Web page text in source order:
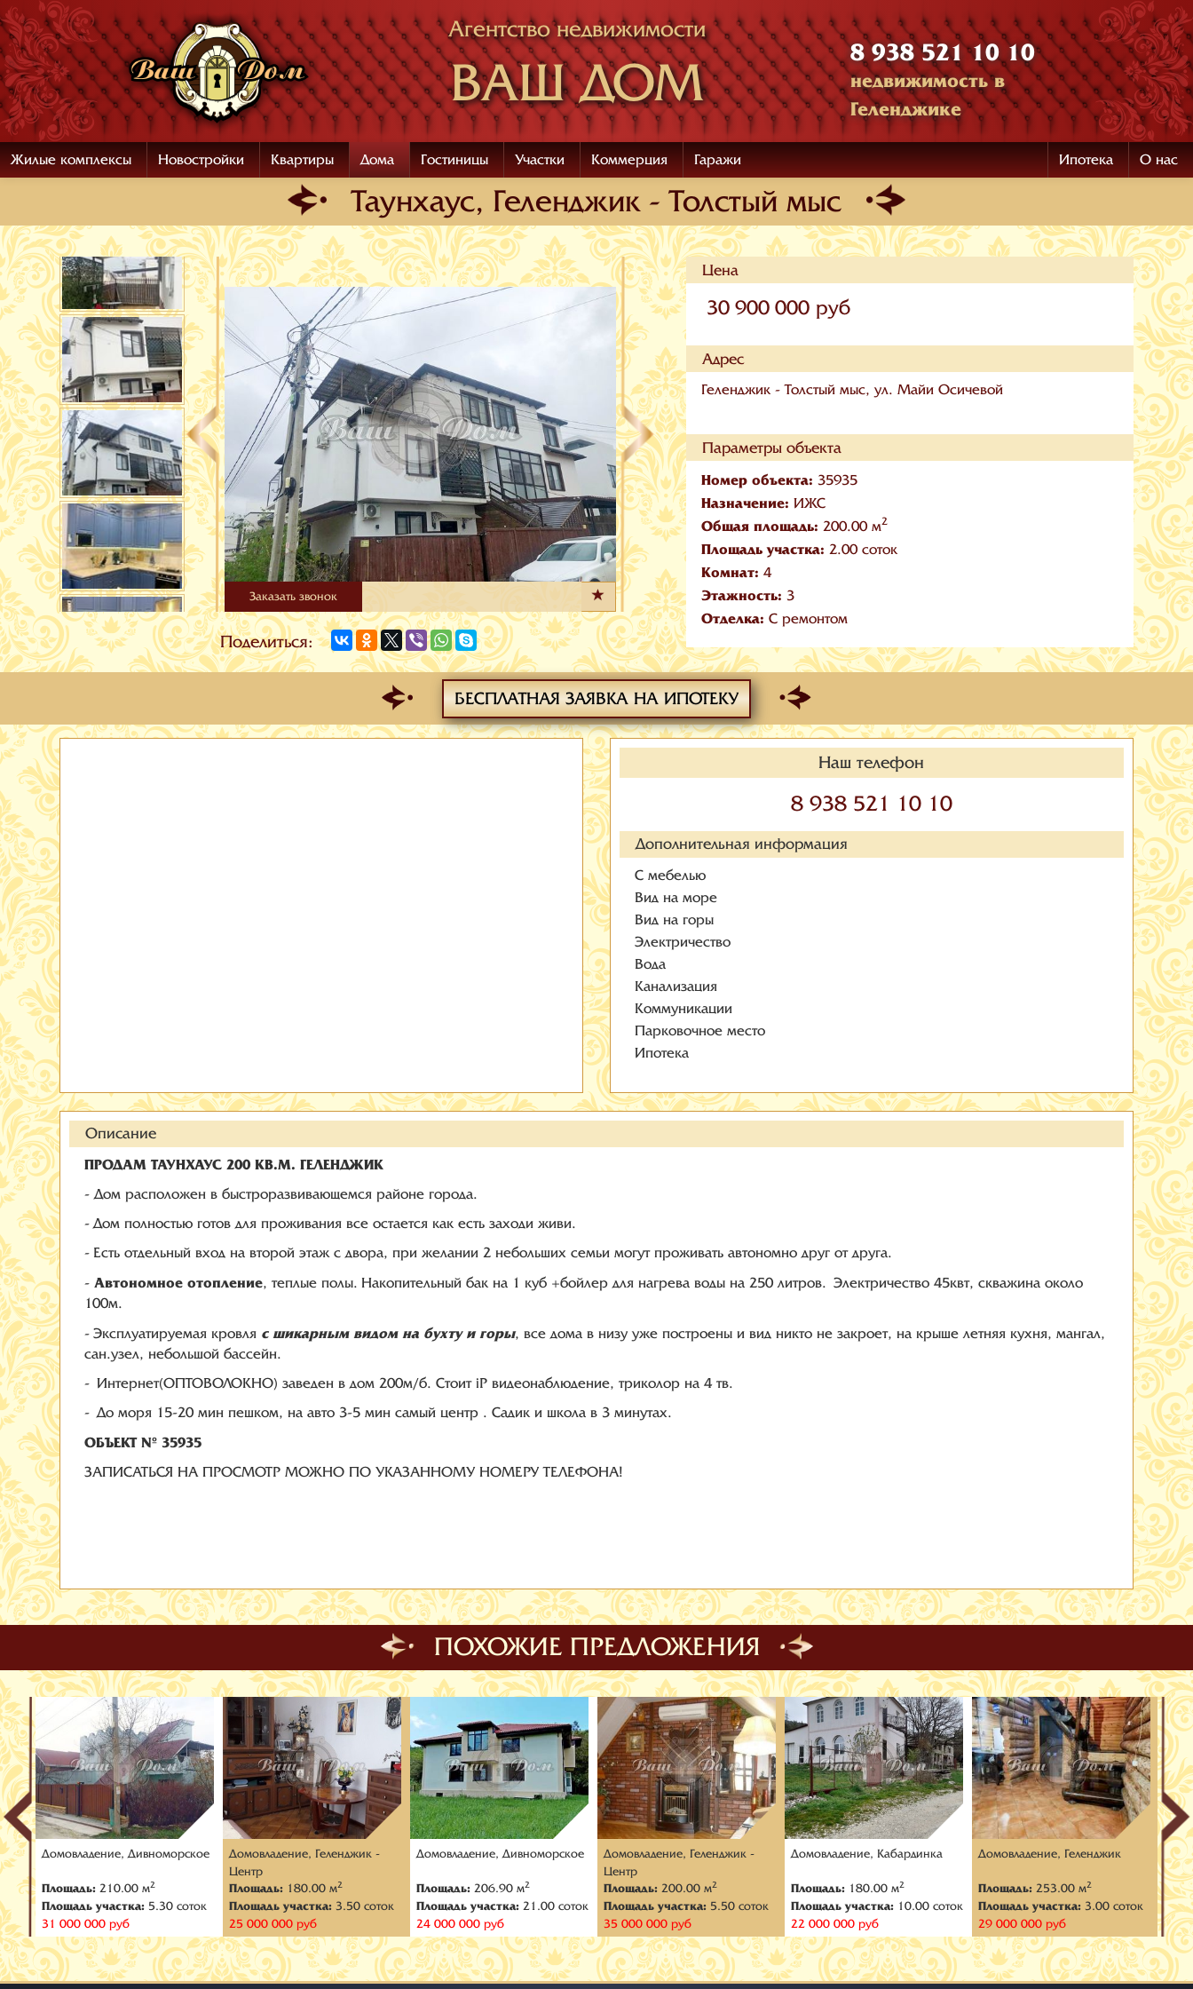
Агентство недвижимости
ВАШ ДОМ
8 938 521 10 10
недвижимость в
Геленджике
Жилые комплексы Новостройки Квартиры Дома Гостиницы Участки Коммерция Гаражи О нас
Ипотека
Таунхаус, Геленджик - Толстый мыс
Заказать звонок
Поделиться:
Цена
30 900 000 руб
Адрес
Геленджик - Толстый мыс, ул. Майи Осичевой
Параметры объекта
Номер объекта: 35935
Назначение: ИЖС
Общая площадь: 200.00 м2
Площадь участка: 2.00 соток
Комнат: 4
Этажность: 3
Отделка: С ремонтом
БЕСПЛАТНАЯ ЗАЯВКА НА ИПОТЕКУ
Наш телефон
8 938 521 10 10
Дополнительная информация
С мебелью
Вид на море
Вид на горы
Электричество
Вода
Канализация
Коммуникации
Парковочное место
Ипотека
Описание
ПРОДАМ ТАУНХАУС 200 КВ.М. ГЕЛЕНДЖИК
- Дом расположен в быстроразвивающемся районе города.
- Дом полностью готов для проживания все остается как есть заходи живи.
- Есть отдельный вход на второй этаж с двора, при желании 2 небольших семьи могут проживать автономно друг от друга.
- Автономное отопление, теплые полы. Накопительный бак на 1 куб +бойлер для нагрева воды на 250 литров. Электричество 45квт, скважина около
100м.
- Эксплуатируемая кровля с шикарным видом на бухту и горы, все дома в низу уже построены и вид никто не закроет, на крыше летняя кухня, мангал,
сан.узел, небольшой бассейн.
- Интернет(ОПТОВОЛОКНО) заведен в дом 200м/б. Стоит iР видеонаблюдение, триколор на 4 тв.
- До моря 15-20 мин пешком, на авто 3-5 мин самый центр . Садик и школа в 3 минутах.
ОБЪЕКТ № 35935
ЗАПИСАТЬСЯ НА ПРОСМОТР МОЖНО ПО УКАЗАННОМУ НОМЕРУ ТЕЛЕФОНА!
ПОХОЖИЕ ПРЕДЛОЖЕНИЯ
Домовладение, Дивноморское
Площадь: 210.00 м2
Площадь участка: 5.30 соток
31 000 000 руб
Домовладение, Геленджик -
Центр
Площадь: 180.00 м2
Площадь участка:3.50 соток
25 000 000 руб
Домовладение, Дивноморское
Площадь: 206.90 м2
Площадь участка: 21.00 соток
24 000 000 руб
Домовладение, Геленджик -
Центр
Площадь: 200.00 м2
Площадь участка: 5.50 соток
35 000 000 руб
Домовладение, Кабардинка
Площадь: 180.00 м2
Площадь участка: 10.00 соток
22 000 000 руб
Домовладение, Геленджик
Площадь: 253.00 м2
Площадь участка:3.00 соток
29 000 000 руб
25